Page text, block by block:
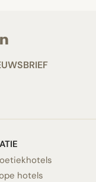
hotels